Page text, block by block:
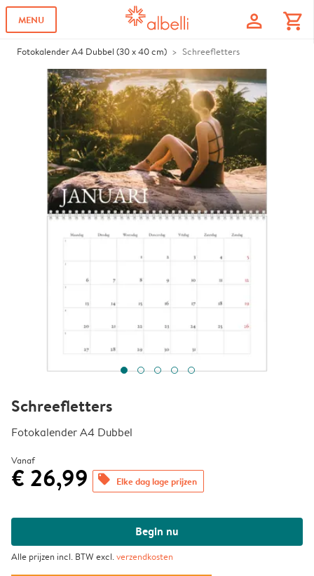
MENU profile shopping_cart
Fotokalender A4 Dubbel (30 x 40 cm) Schreefletters
Schreefletters
Fotokalender A4 Dubbel
Vanaf
€ 26,99 offers Elke dag lage prijzen
Begin nu
Alle prijzen incl. BTW excl.verzendkosten